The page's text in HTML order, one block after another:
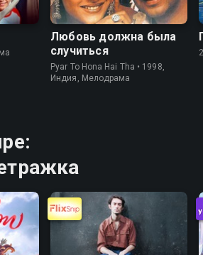
Любовь должна была
случиться
Pyar To Hona Hai Tha • 1998,
Индия, Мелодрама